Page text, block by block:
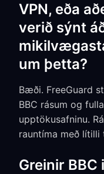
VPN, eða
verið sýnt
um þetta?
Bæði. FreeGuard
BBC rásum og
upptökusafninu.
rauntíma með lítilli
Greinir BBC